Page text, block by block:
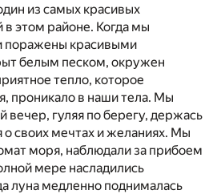
из самых красивых
этом районе. Когда мы
поражены красивыми
белым песком, окружен
тепло, которое
проникало в наши тела. Мы
гуляя по берегу, держась
о своих мечтах и желаниях. Мы
моря, наблюдали за прибоем
мере насладились
луна медленно поднималась